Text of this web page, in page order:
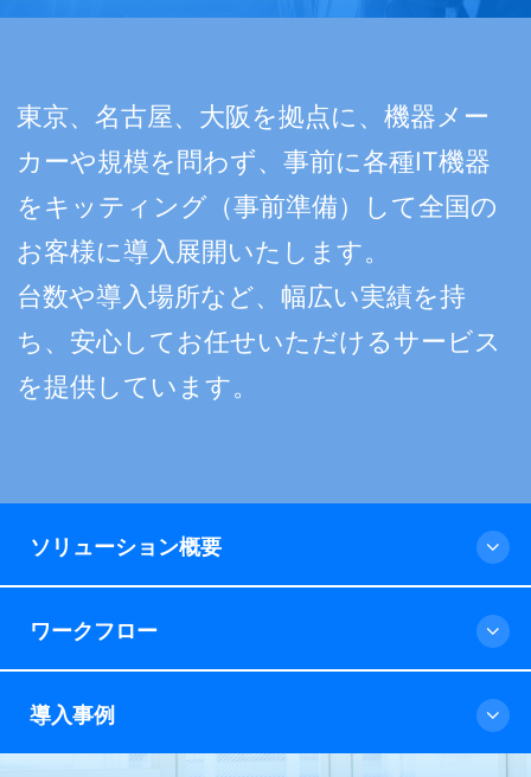
東京、名古屋、大阪を拠点に、機器メー
カーや規模を問わず、 事前に各種IT機器
をキッティング（事前準備）して全国の
お客様に導入展開いたします。
台数や導入場所など、幅広い実績を持
ち、安心してお任せいただけるサービス
を提供しています。
ソリューション概要
ワークフロー
導入事例